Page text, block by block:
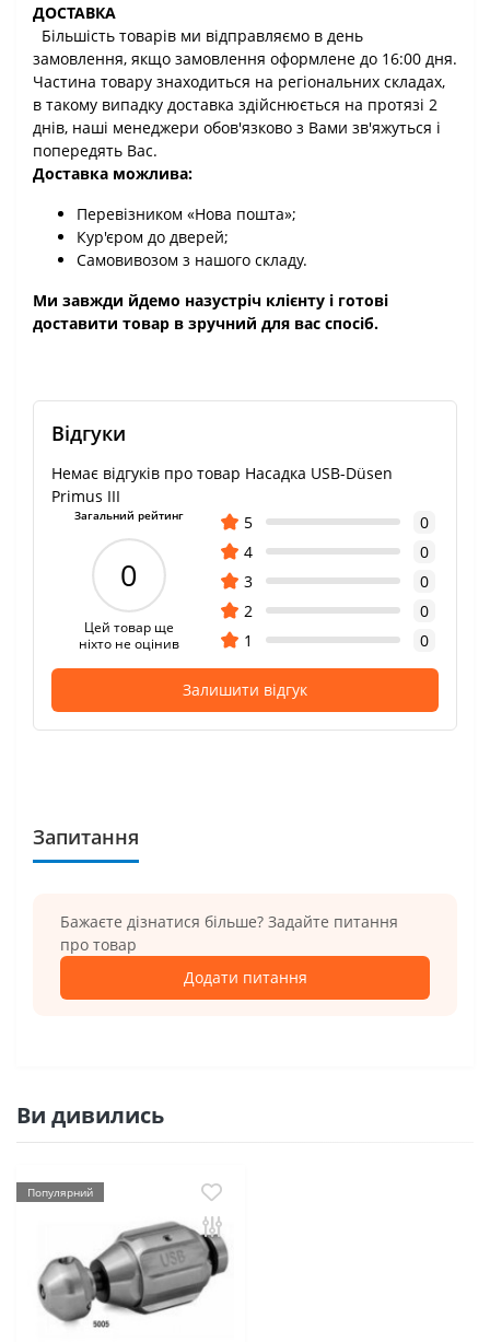
ДОСТАВКА
Більшість товарів ми відправляємо в день
замовлення, якщо замовлення оформлене до 16:00 дня.
Частина товару знаходиться на регіональних складах,
в такому випадку доставка здійснюється на протязі 2
днів, наші менеджери обов'язково з Вами зв'яжуться і
попередять Вас.
Доставка можлива:
Перевізником «Нова пошта»;
Кур'єром до дверей;
Самовивозом з нашого складу.
Ми завжди йдемо назустріч клієнту і готові
доставити товар в зручний для вас спосіб.
Відгуки
Немає відгуків про товар Насадка USB-Düsen
Primus III
Загальний рейтинг
0
Цей товар ще
ніхто не оцінив
5
0
4
0
3
0
2
0
1
0
Залишити відгук
Запитання
Бажаєте дізнатися більше? Задайте питання
про товар
Додати питання
Ви дивились
Популярний